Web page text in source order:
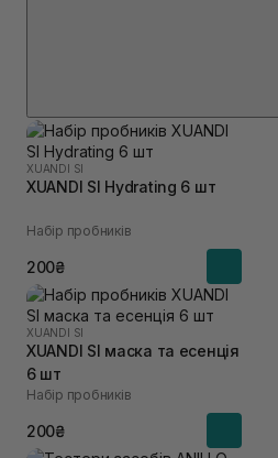
XUANDI SI
XUANDI SI Hydrating 6 шт
Набір пробників
200₴
XUANDI SI
XUANDI SI маска та есенція
6 шт
Набір пробників
200₴